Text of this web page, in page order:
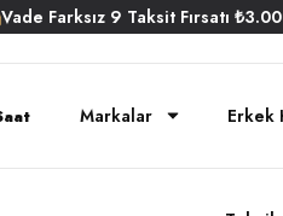
Vade Farksız 9 Taksit Fırsatı
Markalar Erkek